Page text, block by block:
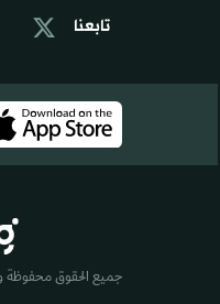
تابعنا
جميع الحقوق محفوظة